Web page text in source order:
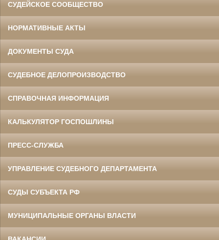
СУДЕЙСКОЕ СООБЩЕСТВО
НОРМАТИВНЫЕ АКТЫ
ДОКУМЕНТЫ СУДА
СУДЕБНОЕ ДЕЛОПРОИЗВОДСТВО
СПРАВОЧНАЯ ИНФОРМАЦИЯ
КАЛЬКУЛЯТОР ГОСПОШЛИНЫ
ПРЕСС-СЛУЖБА
УПРАВЛЕНИЕ СУДЕБНОГО ДЕПАРТАМЕНТА
СУДЫ СУБЪЕКТА РФ
МУНИЦИПАЛЬНЫЕ ОРГАНЫ ВЛАСТИ